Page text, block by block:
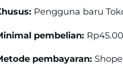
Pengguna baru
pembelian:
pembayaran: